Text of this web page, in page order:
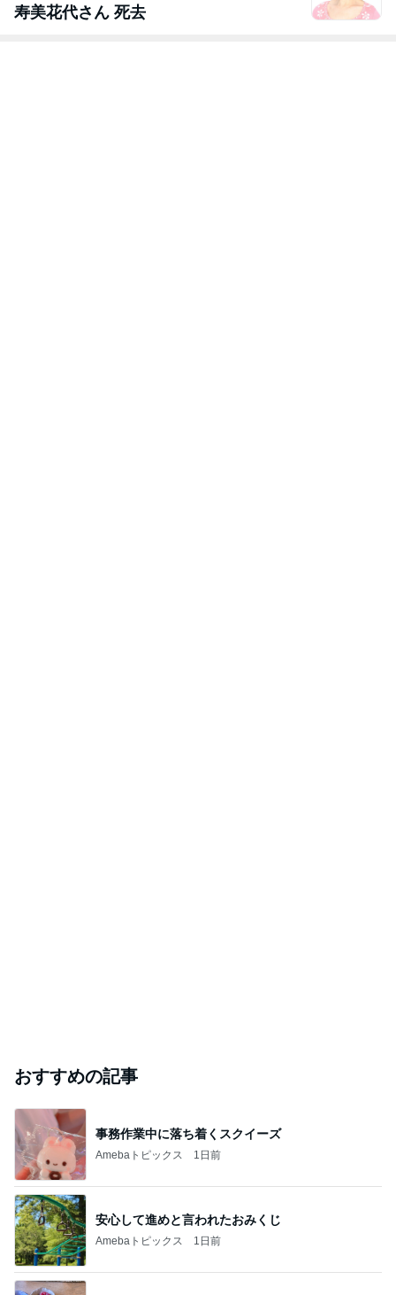
寿美花代さん 死去
おすすめの記事
事務作業中に落ち着くスクイーズ
Amebaトピックス 1日前
安心して進めと言われたおみくじ
Amebaトピックス 1日前